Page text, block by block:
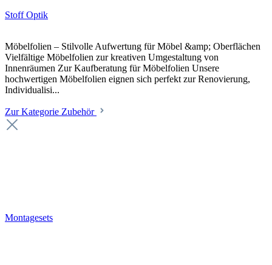
Stoff Optik
Möbelfolien – Stilvolle Aufwertung für Möbel &amp; Oberflächen
Vielfältige Möbelfolien zur kreativen Umgestaltung von
Innenräumen Zur Kaufberatung für Möbelfolien Unsere
hochwertigen Möbelfolien eignen sich perfekt zur Renovierung,
Individualisi...
Zur Kategorie Zubehör
Montagesets